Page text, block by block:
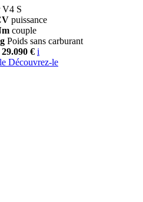
V4 S
puissance
couple
Poids sans carburant
€ i
Découvrez-le